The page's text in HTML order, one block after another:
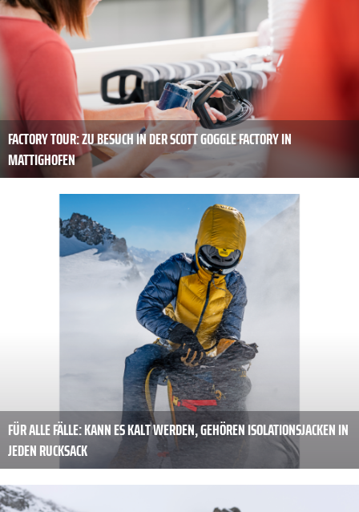
FACTORY TOUR: ZU BESUCH IN DER SCOTT GOGGLE FACTORY IN
MATTIGHOFEN
FÜR ALLE FÄLLE: KANN ES KALT WERDEN, GEHÖREN ISOLATIONSJACKEN IN
JEDEN RUCKSACK